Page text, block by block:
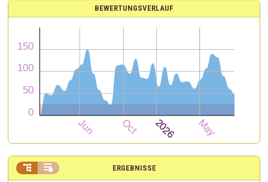
BEWERTUNGSVERLAUF
ERGEBNISSE
 